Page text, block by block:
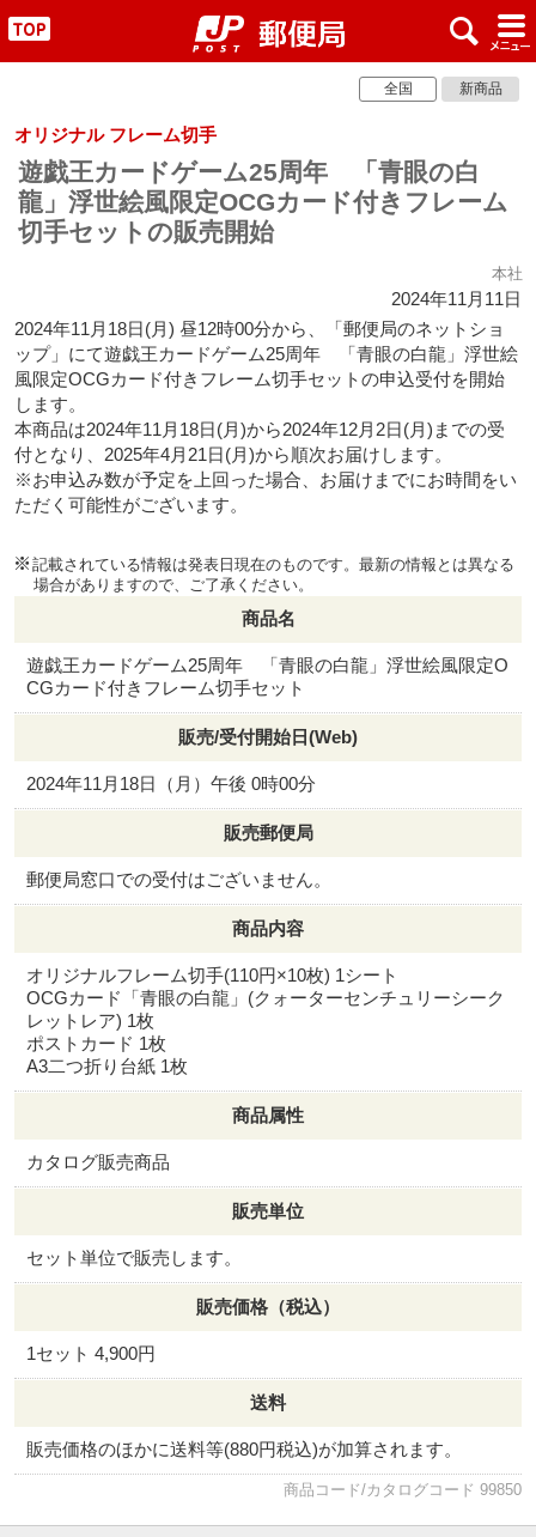
" x #
全国 新商品
オリジナル フレーム切手
遊戯王カードゲーム25周年 「青眼の白
龍」浮世絵風限定OCGカード付きフレーム
切手セットの販売開始
本社
2024年11月11日
2024年11月18日(月) 昼12時00分から、「郵便局のネットショ
ップ」にて遊戯王カードゲーム25周年 「青眼の白龍」浮世絵
風限定OCGカード付きフレーム切手セットの申込受付を開始
します。
本商品は2024年11月18日(月)から2024年12月2日(月)までの受
付となり、2025年4月21日(月)から順次お届けします。
※お申込み数が予定を上回った場合、お届けまでにお時間をい
ただく可能性がございます。
記載されている情報は発表日現在のものです。最新の情報とは異なる
場合がありますので、ご了承ください。
商品名
遊戯王カードゲーム25周年 「青眼の白龍」浮世絵風限定O
CGカード付きフレーム切手セット
販売/受付開始日(Web)
2024年11月18日（月）午後 0時00分
販売郵便局
郵便局窓口での受付はございません。
商品内容
オリジナルフレーム切手(110円×10枚) 1シート
OCGカード「青眼の白龍」(クォーターセンチュリーシーク
レットレア) 1枚
ポストカード 1枚
A3二つ折り台紙 1枚
商品属性
カタログ販売商品
販売単位
セット単位で販売します。
販売価格（税込）
1セット 4,900円
送料
販売価格のほかに送料等(880円税込)が加算されます。
商品コード/カタログコード 99850